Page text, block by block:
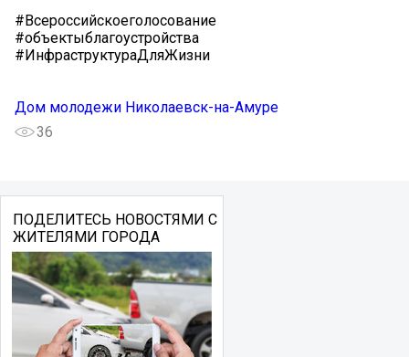
#Всероссийскоеголосование
#объектыблагоустройства
#ИнфраструктураДляЖизни
Дом молодежи Николаевск-на-Амуре
36
ПОДЕЛИТЕСЬ НОВОСТЯМИ С
ЖИТЕЛЯМИ ГОРОДА